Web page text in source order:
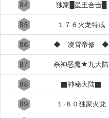
84 独家█星王合击█
85 １７６火龙特戒
86 ◆ 凌霄帝修 ◆
87 杀神恶魔★九大陆
88 ▇神秘大陆▇
89 １·８０独家火龙